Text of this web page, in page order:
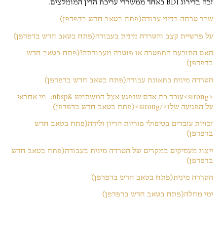
זכה בדירוג BDI כאחד ממשרדי עריכת הדין המומלצים.
שכר טרחה בדיני עבודה(פתח בטאב חדש בדפדפן)
על פרשיית קצב והטרדה מינית בעבודה(פתח בטאב חדש בדפדפן)
האם התובעת התפטרה או פוטרה מעבודתה?(פתח בטאב חדש
בדפדפן)
הטרדה מינית כתאונת עבודה(פתח בטאב חדש בדפדפן)
<strong>עובד כח אדם שנפגע אצל המשתמש &nbsp;- מי אחראי
על הפגיעה שלו</strong>(פתח בטאב חדש בדפדפן)
זכויות עובדים בטיפולי פוריות הריון ולידה(פתח בטאב חדש
בדפדפן)
ייצוג מעסיקים במקרים של הטרדה מינית בעבודה(פתח בטאב חדש
בדפדפן)
הטרדה מינית(פתח בטאב חדש בדפדפן)
ימי מחלה(פתח בטאב חדש בדפדפן)